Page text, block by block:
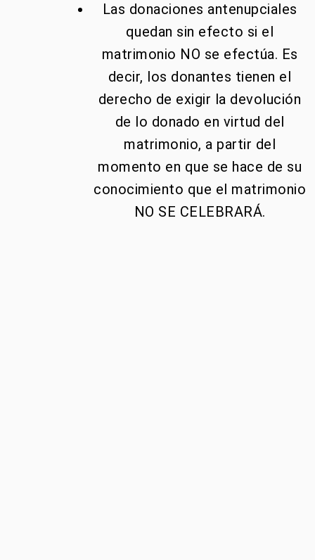
Las donaciones antenupciales
quedan sin efecto si el
matrimonio NO se efectúa. Es
decir, los donantes tienen el
derecho de exigir la devolución
de lo donado en virtud del
matrimonio, a partir del
momento en que se hace de su
conocimiento que el matrimonio
NO SE CELEBRARÁ.